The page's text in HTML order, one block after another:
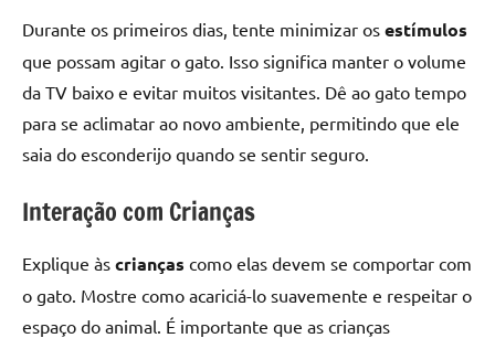
Durante os primeiros dias, tente minimizar os estímulos
que possam agitar o gato. Isso significa manter o volume
da TV baixo e evitar muitos visitantes. Dê ao gato tempo
para se aclimatar ao novo ambiente, permitindo que ele
saia do esconderijo quando se sentir seguro.
Interação com Crianças
Explique às crianças como elas devem se comportar com
o gato. Mostre como acariciá-lo suavemente e respeitar o
espaço do animal. É importante que as crianças